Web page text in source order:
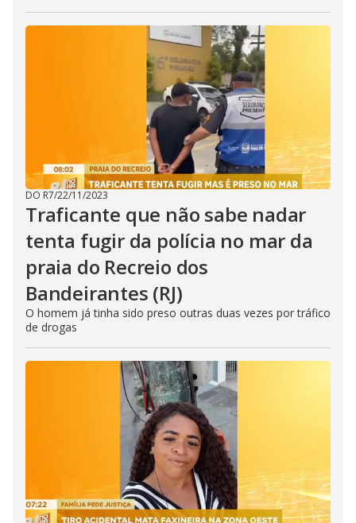
DO R7/22/11/2023
Traficante que não sabe nadar
tenta fugir da polícia no mar da
praia do Recreio dos
Bandeirantes (RJ)
O homem já tinha sido preso outras duas vezes por tráfico
de drogas